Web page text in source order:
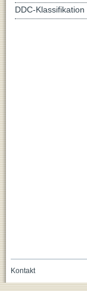
DDC-Klassifikation
Kontakt